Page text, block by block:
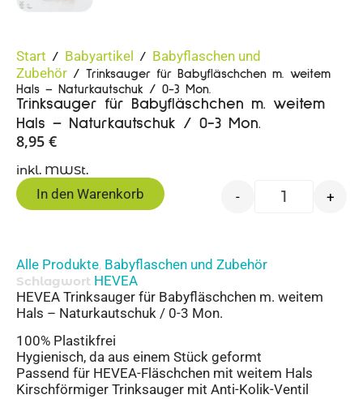
Start / Babyartikel / Babyflaschen und
Zubehör / Trinksauger für Babyfläschchen m. weitem
Hals – Naturkautschuk / 0-3 Mon.
Trinksauger für Babyfläschchen m. weitem
Hals – Naturkautschuk / 0-3 Mon.
8,95 €
inkl. MWSt.
- +
In den Warenkorb
Alle Produkte, Babyflaschen und Zubehör
Schlagwort HEVEA
HEVEA Trinksauger für Babyfläschchen m. weitem
Hals – Naturkautschuk / 0-3 Mon.
100% Plastikfrei
Hygienisch, da aus einem Stück geformt
Passend für HEVEA-Fläschchen mit weitem Hals
Kirschförmiger Trinksauger mit Anti-Kolik-Ventil